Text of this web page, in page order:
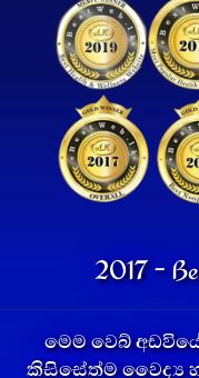
2017 -
මෙම වෙබ්
කිසිසේත්ම වෛද්‍ය